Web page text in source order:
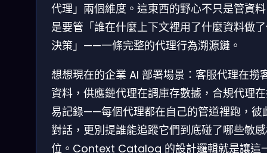
代理」兩個維度。這東西的野心不只是管資
是要管「誰在什麼上下文裡用了什麼資料做
決策」——一條完整的代理行為溯源鏈。
想想現在的企業 AI 部署場景：客服代理在撈
資料，供應鏈代理在調庫存數據，合規代理
易記錄——每個代理都在自己的管道裡跑，彼
對話，更別提誰能追蹤它們到底碰了哪些敏
位。Context Catalog 的設計邏輯就是讓這